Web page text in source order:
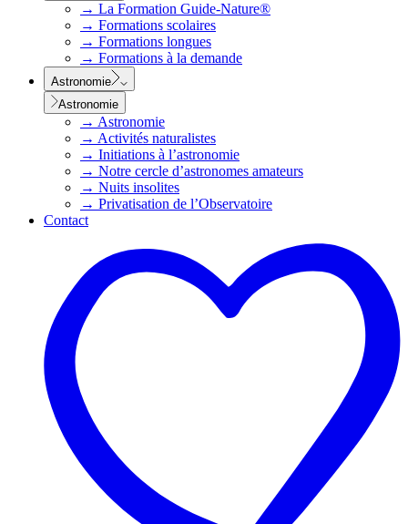
→ La Formation Guide-Nature®
→ Formations scolaires
→ Formations longues
→ Formations à la demande
Astronomie
Astronomie
→ Astronomie
→ Activités naturalistes
→ Initiations à l’astronomie
→ Notre cercle d’astronomes amateurs
→ Nuits insolites
→ Privatisation de l’Observatoire
Contact